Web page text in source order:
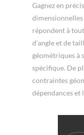
Gagnez en
répondent à
d’angle et de
géométriques à
spécifique. De
contraintes
dépendances et